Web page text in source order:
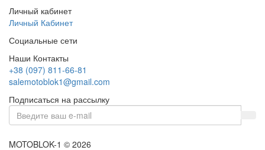
Личный кабинет
Личный Кабинет
Социальные сети
Наши Контакты
+38 (097) 811-66-81
salemotoblok1@gmail.com
Подписаться на рассылку
MOTOBLOK-1 © 2026